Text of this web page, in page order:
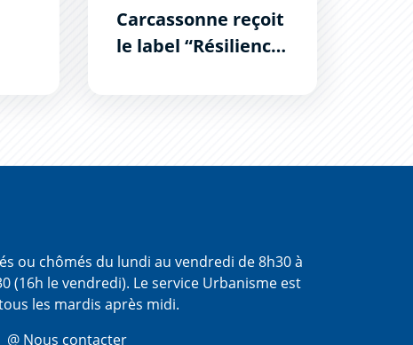
Carcassonne reçoit
le label “Résilience
Collectivités”
ou chômés du lundi au vendredi de 8h30 à
(16h le vendredi). Le service Urbanisme est
les mardis après midi.
@ Nous contacter